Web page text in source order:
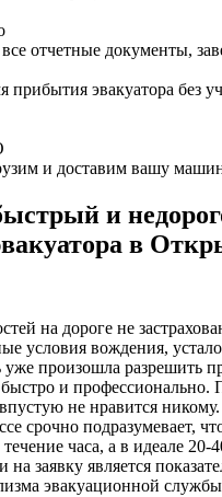
отчетные документы,
прибытия эвакуатора без
и доставим вашу
и
в
на дороге не
условия вождения,
уже произошла разрешить
и профессионально.
не нравится
срочно подразумевает,
течение часа, а в идеале
на заявку является
эвакуационной